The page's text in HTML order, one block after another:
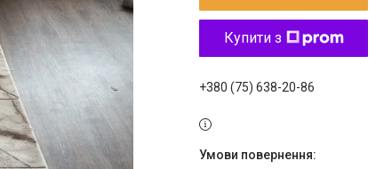
Купити з
+380 (75) 638-20-86